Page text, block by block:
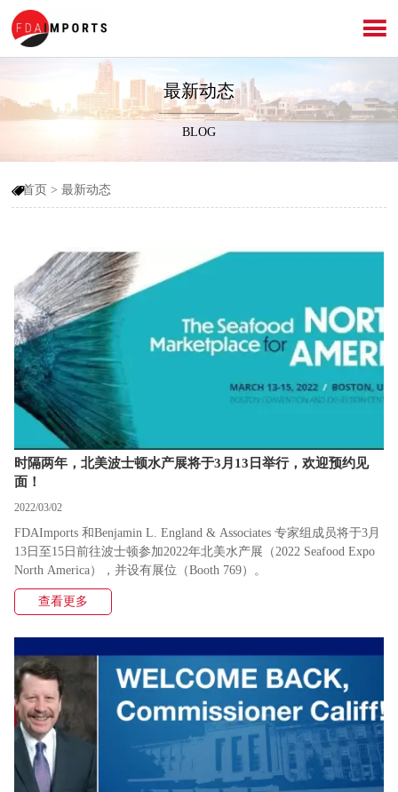

最新动态
BLOG
首页 >最新动态
时隔两年，北美波士顿水产展将于3月13日举行，欢迎预约见
面！
2022/03/02
FDAImports 和Benjamin L. England & Associates 专家组成员将于3月
13日至15日前往波士顿参加2022年北美水产展（2022 Seafood Expo
North America），并设有展位（Booth 769）。
查看更多